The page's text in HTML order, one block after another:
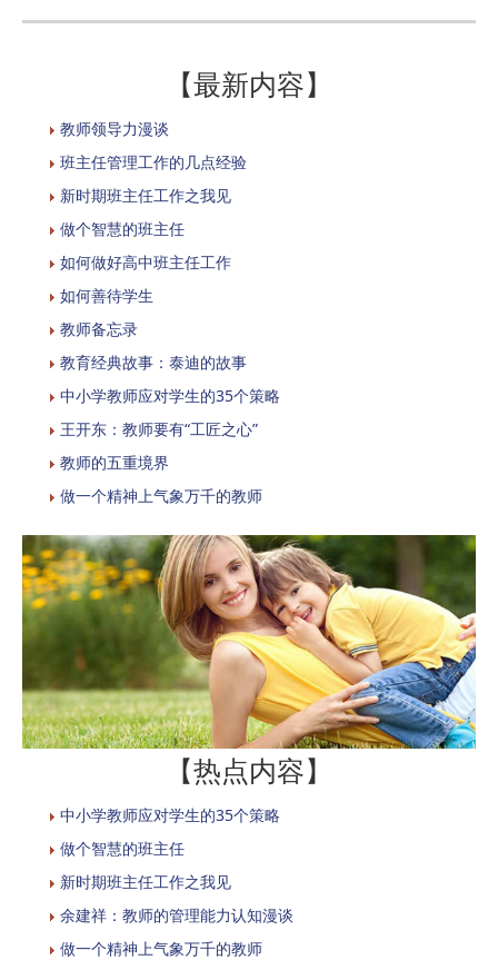
【最新内容】
教师领导力漫谈
班主任管理工作的几点经验
新时期班主任工作之我见
做个智慧的班主任
如何做好高中班主任工作
如何善待学生
教师备忘录
教育经典故事：泰迪的故事
中小学教师应对学生的35个策略
王开东：教师要有“工匠之心”
教师的五重境界
做一个精神上气象万千的教师
【热点内容】
中小学教师应对学生的35个策略
做个智慧的班主任
新时期班主任工作之我见
余建祥：教师的管理能力认知漫谈
做一个精神上气象万千的教师